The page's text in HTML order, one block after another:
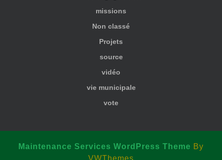
missions
Non classé
Projets
source
vidéo
vie municipale
vote
Maintenance Services WordPress Theme By
VWThemes